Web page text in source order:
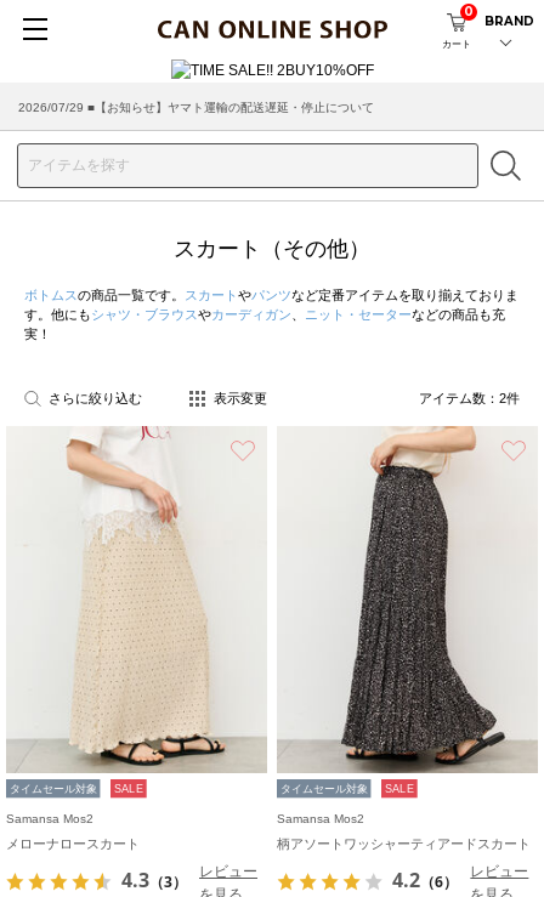
カート
0
BRAND
2026/07/29 ■【お知らせ】ヤマト運輸の配送遅延・停止について
2026/03/18 ■店舗受け取りサービスのご案内
スカート（その他）
ボトムスの商品一覧です。 スカート やパンツなど定番アイテムを取り揃えておりま
す。他にもシャツ・ブラウスやカーディガン ニット・セーターなどの商品も充
実！
さらに絞り込む 表示変更 アイテム数： 2件
タイムセール対象 SALE
Samansa Mos2
メローナロースカート
4.3 （3）
レビュー
タイムセール対象 SALE
Samansa Mos2
柄アソートワッシャーティアードスカート
4.2 （6）
レビュー